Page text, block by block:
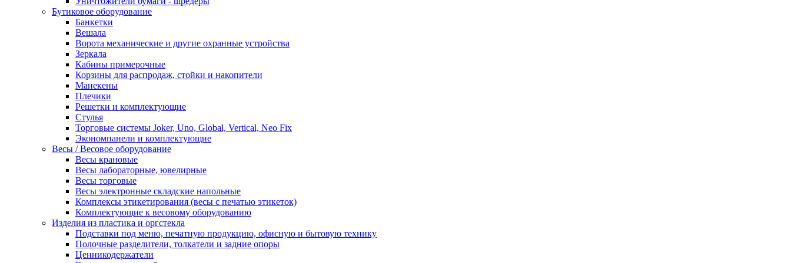
Бутиковое оборудование
Банкетки
Вешала
Ворота механические и другие охранные устройства
Зеркала
Кабины примерочные
Корзины для распродаж, стойки и накопители
Манекены
Плечики
Решетки и комплектующие
Стулья
Торговые системы Joker, Uno, Global, Vertical, Neo Fix
Экономпанели и комплектующие
Весы / Весовое оборудование
Весы крановые
Весы лабораторные, ювелирные
Весы торговые
Весы электронные складские напольные
Комплексы этикетирования (весы с печатью этикеток)
Комплектующие к весовому оборудованию
Изделия из пластика и оргстекла
Подставки под меню, печатную продукцию, офисную и бытовую технику
Полочные разделители, толкатели и задние опоры
Ценникодержатели